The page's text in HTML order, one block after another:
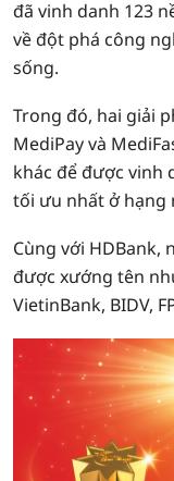
đã vinh danh 123
về đột phá công
sống.
Trong đó, hai giải
MediPay và
khác để được vinh
tối ưu nhất ở hạng
Cùng với HDBank,
được xướng tên
VietinBank, BIDV,